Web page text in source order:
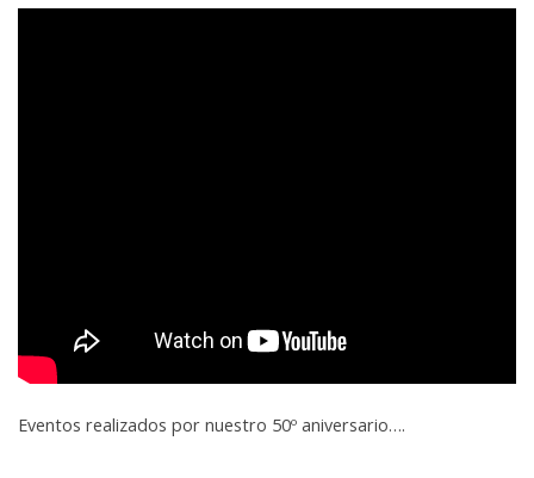
Eventos realizados por nuestro 50º aniversario….